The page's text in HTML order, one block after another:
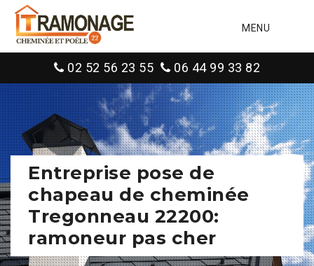
MENU
02 52 56 23 55 06 44 99 33 82
Entreprise pose de
chapeau de cheminée
Tregonneau 22200:
ramoneur pas cher